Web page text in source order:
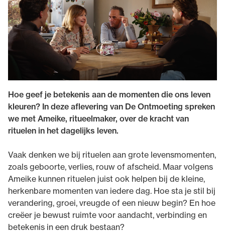
Hoe geef je betekenis aan de momenten die ons leven
kleuren? In deze aflevering van De Ontmoeting spreken
we met Ameike, ritueelmaker, over de kracht van
rituelen in het dagelijks leven.
Vaak denken we bij rituelen aan grote levensmomenten,
zoals geboorte, verlies, rouw of afscheid. Maar volgens
Ameike kunnen rituelen juist ook helpen bij de kleine,
herkenbare momenten van iedere dag. Hoe sta je stil bij
verandering, groei, vreugde of een nieuw begin? En hoe
creëer je bewust ruimte voor aandacht, verbinding en
betekenis in een druk bestaan?